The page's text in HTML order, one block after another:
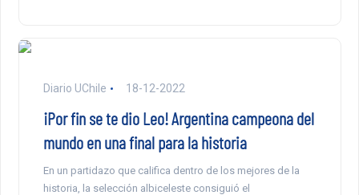
Diario UChile 18-12-2022
¡Por fin se te dio Leo! Argentina campeona del
mundo en una final para la historia
En un partidazo que califica dentro de los mejores de la
historia, la selección albiceleste consiguió el